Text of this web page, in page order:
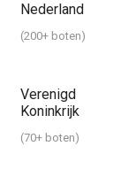
Nederland
(200+ boten)
Verenigd
Koninkrijk
(70+ boten)